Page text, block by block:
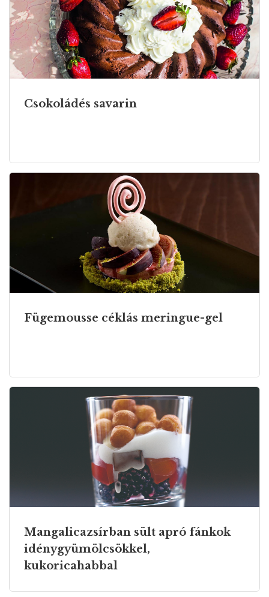
Csokoládés savarin
Fügemousse céklás meringue-gel
Mangalicazsírban sült apró fánkok
idénygyümölcsökkel,
kukoricahabbal